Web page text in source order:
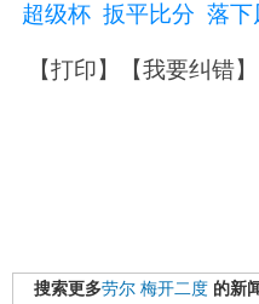
超级杯 扳平比分 落下
【打印】【我要纠错
搜索更多劳尔 梅开二度 的新